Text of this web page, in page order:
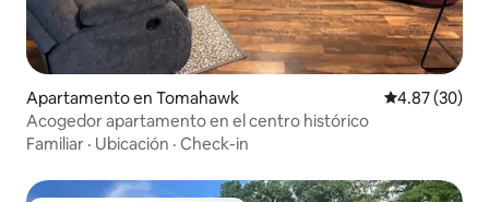
Apartamento en Tomahawk Calificación
4.87 (30)
Acogedor apartamento en el centro histórico
Familiar · Ubicación · Check-in